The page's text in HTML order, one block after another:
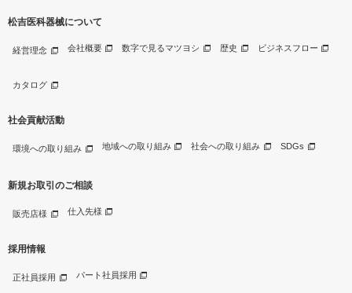
松吉医科器械について
経営理念 会社概要 数字で見るマツヨシ 歴史 ビジネスフロー
カタログ
社会貢献活動
環境への取り組み 地域への取り組み 社会への取り組み SDGs
新規お取引のご相談
販売店様 仕入先様
採用情報
正社員採用 パート社員採用